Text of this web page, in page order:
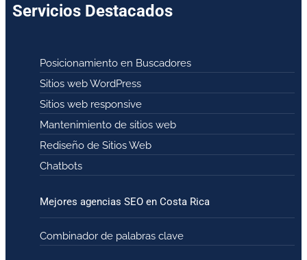
Servicios Destacados
Posicionamiento en Buscadores
Sitios web WordPress
Sitios web responsive
Mantenimiento de sitios web
Rediseño de Sitios Web
Chatbots
Mejores agencias SEO en Costa Rica
Combinador de palabras clave